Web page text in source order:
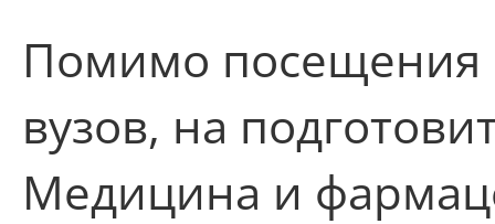
Помимо посещения
вузов, на
Медицина и